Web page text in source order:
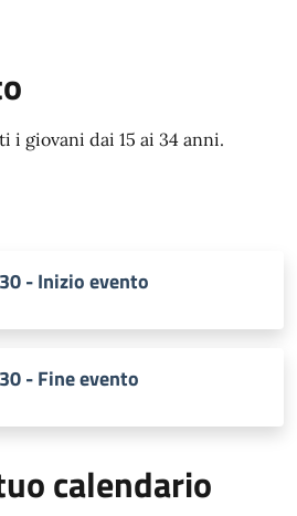
i giovani dai 15 ai 34 anni.
- Inizio evento
- Fine evento
calendario